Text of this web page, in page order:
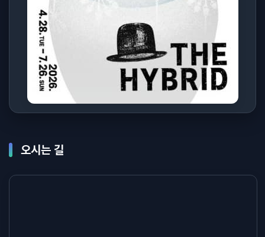
오시는 길